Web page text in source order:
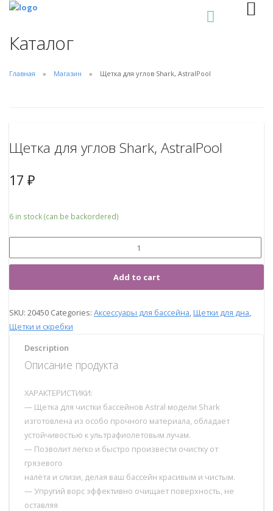
Каталог
Главная Магазин Щетка для углов Shark, AstralPool
Щетка для углов Shark, AstralPool
17 ₽
6 in stock (can be backordered)
Add to cart
SKU: 20450 Categories: Аксессуары для бассейна Щетки для дна
Щетки и скребки
Description
Описание продукта
ХАРАКТЕРИСТИКИ:
— Щетка для чистки бассейнов Astral модели Shark
изготовлена из особо прочного материала, обладает
устойчивостью к ультрафиолетовым лучам.
— Позволит легко и быстро произвести очистку от
грязевого
налёта и слизи, делая ваш бассейн красивым и чистым.
— Упругий ворс эффективно очищает поверхность, не
оставляя